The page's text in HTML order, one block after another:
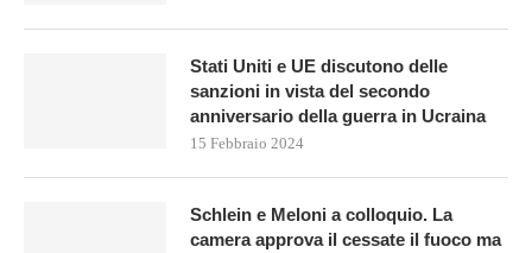
Stati Uniti e UE discutono delle
sanzioni in vista del secondo
anniversario della guerra in Ucraina
15 Febbraio 2024
Schlein e Meloni a colloquio. La
camera approva il cessate il fuoco ma